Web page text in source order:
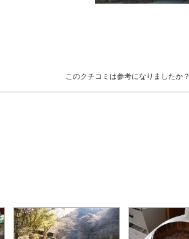
このクチコミは参考になりましたか？